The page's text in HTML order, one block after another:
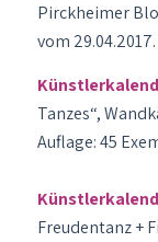
Pirckheimer
vom 29.04.2017.
Tanzes“,
Auflage: 45
Freudentanz +